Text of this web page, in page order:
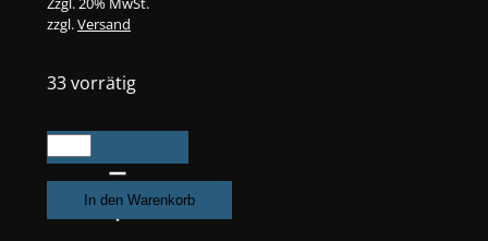
zzgl.Versand
33 vorrätig
Standox
Standoflex
Plastik-
Primer
In den Warenkorb